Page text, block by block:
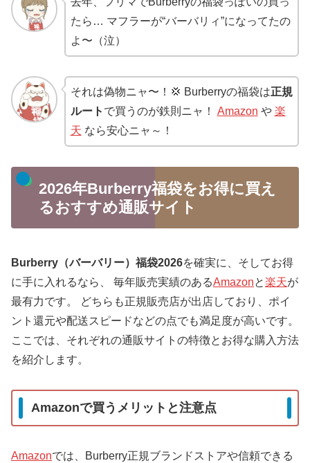
たら… マフラーが“バーバリィ”になってたの
よ〜（泣）
それは偽物ニャ〜！💢 Burberryの福袋は正規
ルート で買うのが鉄則ニャ！ Amazon や 楽
天 なら安心ニャ～！
2026年Burberry福袋をお得に買え
るおすすめ通販サイト
Burberry（バーバリー）福袋2026を確実に、そしてお得
に手に入れるなら、 毎年販売実績のあるAmazonと楽天が
最有力です。 どちらも正規販売店が出店しており、ポイ
ント還元や配送スピードなどの点でも満足度が高いです。
ここでは、それぞれの通販サイトの特徴とお得な購入方法
を紹介します。
Amazonで買うメリットと注意点
Amazonでは、Burberry正規ブランドストアや信頼できる